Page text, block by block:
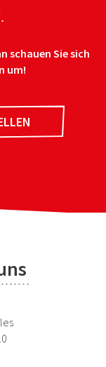
schauen Sie sich
um!